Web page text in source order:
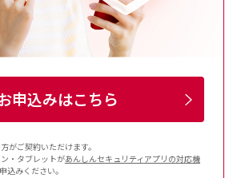
申込みはこちら
がご契約いただけます。
・タブレットがあんしんセキュリティ アプリの対応機
込みください。